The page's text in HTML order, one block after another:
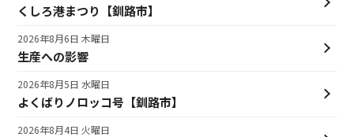
くしろ港まつり【釧路市】
生産への影響
2026年8月6日 木曜日
よくばりノロッコ号【釧路市】
2026年8月5日 水曜日
2026年8月4日 火曜日